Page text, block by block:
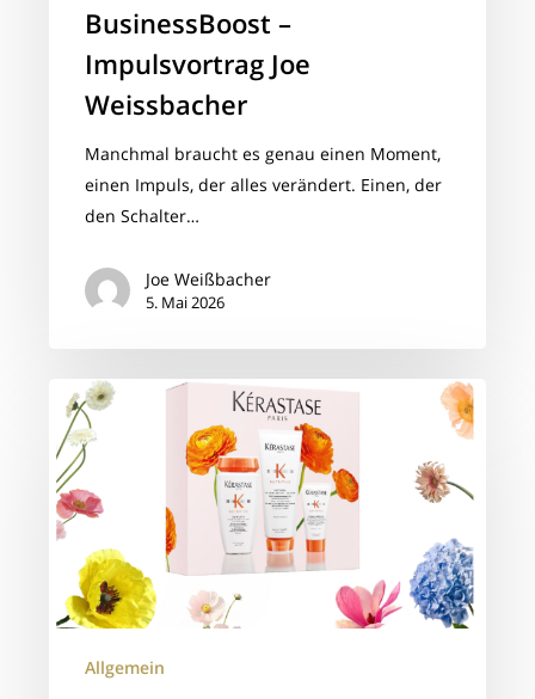
BusinessBoost –
Impulsvortrag Joe
Weissbacher
Manchmal braucht es genau einen Moment,
einen Impuls, der alles verändert. Einen, der
den Schalter…
Joe Weißbacher
5. Mai 2026
Exkulsive
Kèrastase
Spring
Coffrets
jetzt
zum
Vorteilspreis
sichern
Allgemein